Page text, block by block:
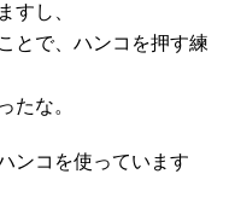
すし、
とで、ハンコを押す練
たな。
ンコを使っています